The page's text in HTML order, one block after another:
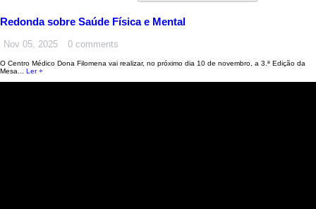
Redonda sobre Saúde Física e Mental
Nov 05, 2025 0 comments
O Centro Médico Dona Filomena vai realizar, no próximo dia 10 de novembro, a 3.ª Edição da
Mesa... Ler +